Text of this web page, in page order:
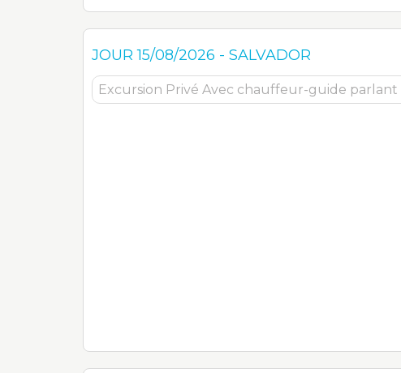
JOUR15/08/2026 - SALVADOR